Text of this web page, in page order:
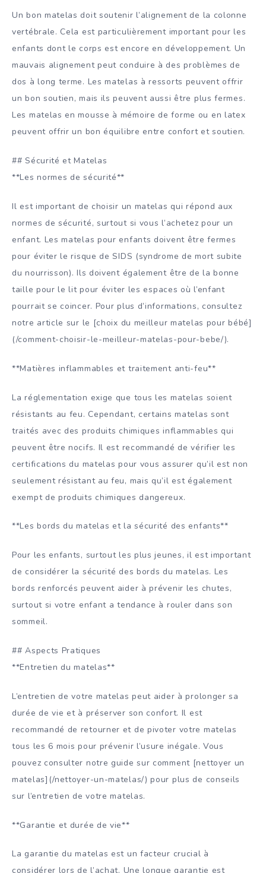
Un bon matelas doit soutenir l’alignement de la colonne
vertébrale. Cela est particulièrement important pour les
enfants dont le corps est encore en développement. Un
mauvais alignement peut conduire à des problèmes de
dos à long terme. Les matelas à ressorts peuvent offrir
un bon soutien, mais ils peuvent aussi être plus fermes.
Les matelas en mousse à mémoire de forme ou en latex
peuvent offrir un bon équilibre entre confort et soutien.
## Sécurité et Matelas
**Les normes de sécurité**
Il est important de choisir un matelas qui répond aux
normes de sécurité, surtout si vous l’achetez pour un
enfant. Les matelas pour enfants doivent être fermes
pour éviter le risque de SIDS (syndrome de mort subite
du nourrisson). Ils doivent également être de la bonne
taille pour le lit pour éviter les espaces où l’enfant
pourrait se coincer. Pour plus d’informations, consultez
notre article sur le [choix du meilleur matelas pour bébé]
(/comment-choisir-le-meilleur-matelas-pour-bebe/).
**Matières inflammables et traitement anti-feu**
La réglementation exige que tous les matelas soient
résistants au feu. Cependant, certains matelas sont
traités avec des produits chimiques inflammables qui
peuvent être nocifs. Il est recommandé de vérifier les
certifications du matelas pour vous assurer qu’il est non
seulement résistant au feu, mais qu’il est également
exempt de produits chimiques dangereux.
**Les bords du matelas et la sécurité des enfants**
Pour les enfants, surtout les plus jeunes, il est important
de considérer la sécurité des bords du matelas. Les
bords renforcés peuvent aider à prévenir les chutes,
surtout si votre enfant a tendance à rouler dans son
sommeil.
## Aspects Pratiques
**Entretien du matelas**
L’entretien de votre matelas peut aider à prolonger sa
durée de vie et à préserver son confort. Il est
recommandé de retourner et de pivoter votre matelas
tous les 6 mois pour prévenir l’usure inégale. Vous
pouvez consulter notre guide sur comment [nettoyer un
matelas](/nettoyer-un-matelas/) pour plus de conseils
sur l’entretien de votre matelas.
**Garantie et durée de vie**
La garantie du matelas est un facteur crucial à
considérer lors de l’achat. Une longue garantie est